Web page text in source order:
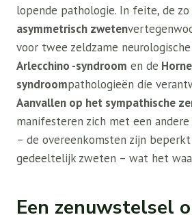
lopende pathologie. In feite, de zo
asymmetrisch zweten
voor twee zeldzame
Arlecchino -syndroom en de
syndroompathologieën die
Aanvallen op het sympathische
manifesteren zich met een
– de overeenkomsten zijn
gedeeltelijk zweten – wat het
Een zenuwstelsel